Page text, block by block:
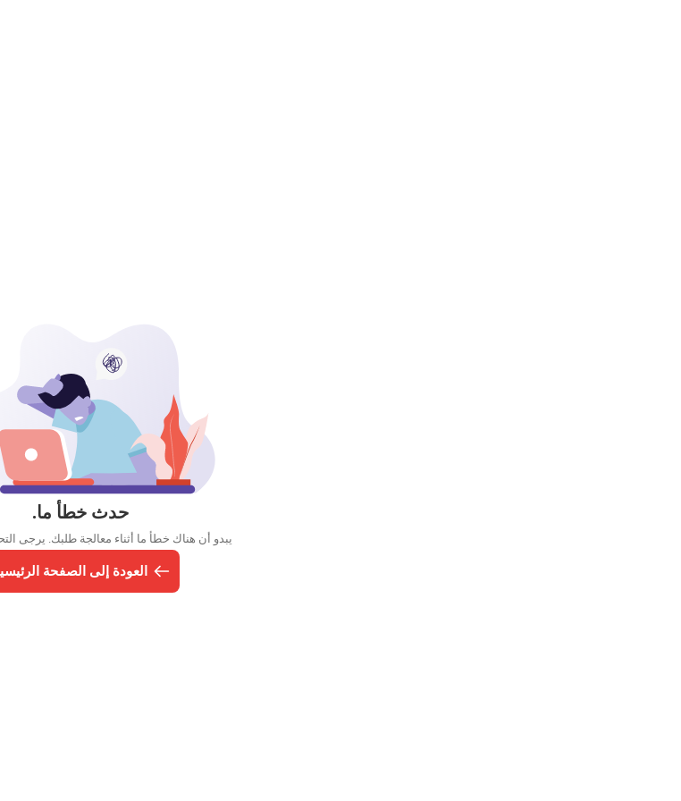
حدث خطأ ما.
يبدو أن هناك خطأ ما أثناء معالجة طلبك. يرجى
العودة إلى الصفحة